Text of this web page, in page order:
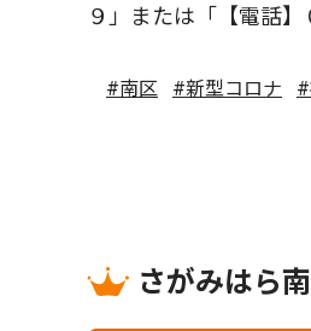
９」または「【電話
#南区 #新型コロナ
さがみはら